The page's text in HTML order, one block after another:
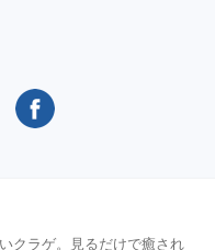
クラゲ。見るだけで癒され